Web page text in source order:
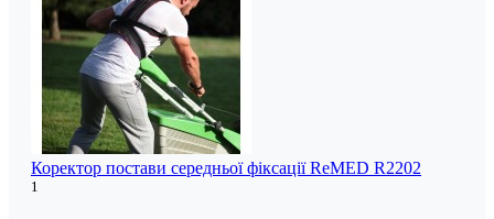
Коректор постави середньої фіксації ReMED R2202
1